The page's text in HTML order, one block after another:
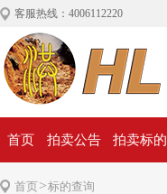
客服热线：4006112220
首页 拍卖公告 拍卖标的
首页>标的查询